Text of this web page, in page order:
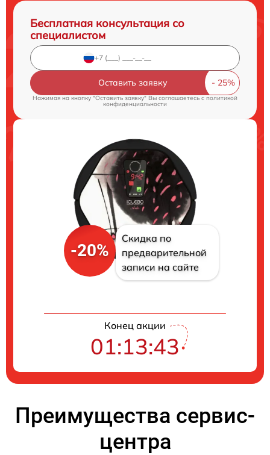
Бесплатная консультация со
специалистом
Оставить заявку
Нажимая на кнопку "Оставить заявку" Вы соглашаетесь cполитикой
конфиденциальности
-20%
Скидка по
предварительной
записи на сайте
Конец акции
01:13:42
Преимущества сервис-
центра